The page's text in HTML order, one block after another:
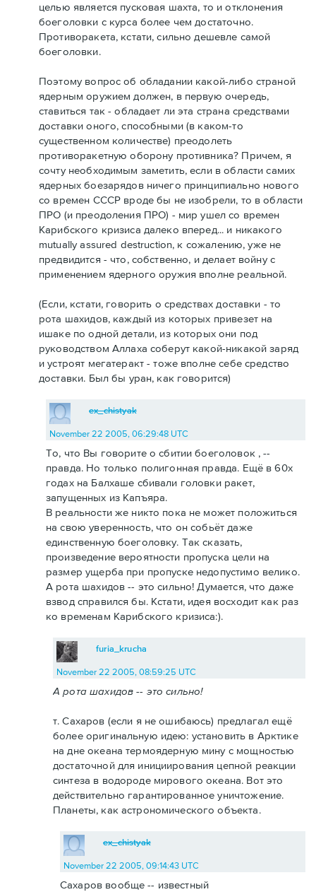
целью является пусковая шахта, то и отклонения
боеголовки с курса более чем достаточно.
Противоракета, кстати, сильно дешевле самой
боеголовки.
Поэтому вопрос об обладании какой-либо страной
ядерным оружием должен, в первую очередь,
ставиться так - обладает ли эта страна средствами
доставки оного, способными (в каком-то
существенном количестве) преодолеть
противоракетную оборону противника? Причем, я
сочту необходимым заметить, если в области самих
ядерных боезарядов ничего принципиально нового
со времен СССР вроде бы не изобрели, то в области
ПРО (и преодоления ПРО) - мир ушел со времен
Карибского кризиса далеко вперед... и никакого
mutually assured destruction, к сожалению, уже не
предвидится - что, собственно, и делает войну с
применением ядерного оружия вполне реальной.
(Если, кстати, говорить о средствах доставки - то
рота шахидов, каждый из которых привезет на
ишаке по одной детали, из которых они под
руководством Аллаха соберут какой-никакой заряд
и устроят мегатеракт - тоже вполне себе средство
доставки. Был бы уран, как говорится)
ex_chistyak
November 22 2005, 06:29:48 UTC
То, что Вы говорите о сбитии боеголовок , --
правда. Но только полигонная правда. Ещё в 60х
годах на Балхаше сбивали головки ракет,
запущенных из Капъяра.
В реальности же никто пока не может положиться
на свою уверенность, что он собьёт даже
единственную боеголовку. Так сказать,
произведение вероятности пропуска цели на
размер ущерба при пропуске недопустимо велико.
А рота шахидов -- это сильно! Думается, что даже
взвод справился бы. Кстати, идея восходит как раз
ко временам Карибского кризиса:).
furia_krucha
November 22 2005, 08:59:25 UTC
А рота шахидов -- это сильно!
т. Сахаров (если я не ошибаюсь) предлагал ещё
более оригинальную идею: установить в Арктике
на дне океана термоядерную мину с мощностью
достаточной для инициирования цепной реакции
синтеза в водороде мирового океана. Вот это
действительно гарантированное уничтожение.
Планеты, как астрономического объекта.
ex_chistyak
November 22 2005, 09:14:43 UTC
Сахаров вообще -- известный